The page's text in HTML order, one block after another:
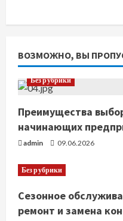
ВОЗМОЖНО, ВЫ
Без рубрики
Преимущества
начинающих
admin 09.06.2026
Без рубрики
Сезонное
ремонт и замена